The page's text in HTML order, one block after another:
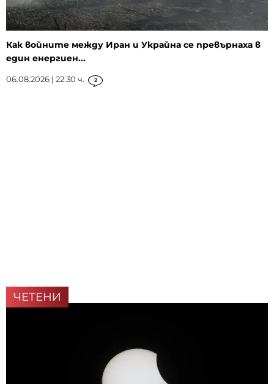
Как войните между Иран и Украйна се превърнаха в
един енергиен...
06.08.2026 | 22:30 ч. 2
ЧЕТЕНИ